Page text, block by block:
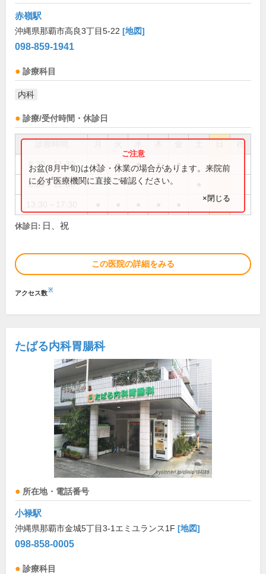
赤嶺駅
沖縄県那覇市高良3丁目5-22 [地図]
098-859-1941
診療科目
内科
診療/受付時間・休診日
祝
8:30～11:30 ● ● ● ● ●
8:30～12:30
お盆(8月中旬)は休診・休業の場合があります。来院前
に必ず医療機関に直接ご確認ください。
×閉じる
休診日: 日、祝
この医院の詳細をみる
アクセス数※
たばる内科胃腸科
所在地・電話番号
小禄駅
沖縄県那覇市金城5丁目3-1エミユランス1F [地図]
098-858-0005
診療科目